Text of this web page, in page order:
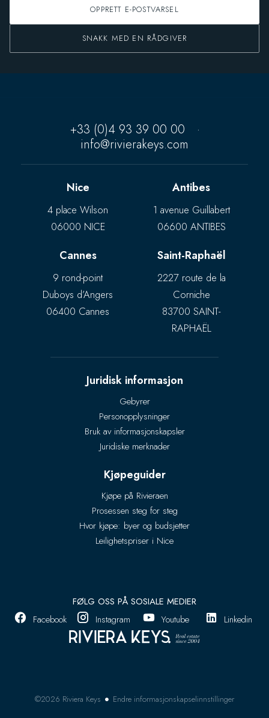
OPPRETT E-POSTVARSEL
SNAKK MED EN RÅDGIVER
+33 (0)4 93 39 00 00
·
info@rivierakeys.com
Nice
4 place Wilson
06000 NICE
Antibes
1 avenue Guillabert
06600 ANTIBES
Cannes
9 rond-point
Duboys d’Angers
06400 Cannes
Saint-Raphaël
2227 route de la
Corniche
83700 SAINT-
RAPHAËL
Juridisk informasjon
Gebyrer
Personopplysninger
Bruk av informasjonskapsler
Juridiske merknader
Kjøpeguider
Kjøpe på Rivieraen
Prosessen steg for steg
Hvor kjøpe: byer og budsjetter
Leilighetspriser i Nice
FØLG OSS PÅ SOSIALE MEDIER
Facebook
Instagram Youtube Linkedin
©2026 Riviera Keys Endre informasjonskapselinnstillinger